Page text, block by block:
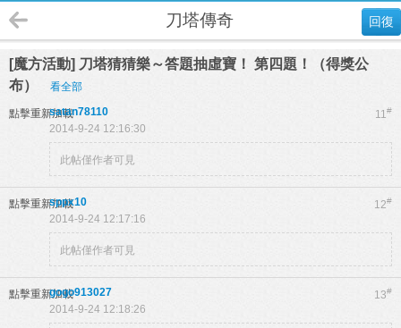
回復
刀塔傳奇
[魔方活動] 刀塔猜猜樂～答題抽虛寶！ 第四題！（得獎公
布）
看全部
點擊重新加載 11#
satan78110
2014-9-24 12:16:30
此帖僅作者可見
點擊重新加載 12#
sppx10
2014-9-24 12:17:16
此帖僅作者可見
點擊重新加載 13#
gogo913027
2014-9-24 12:18:26